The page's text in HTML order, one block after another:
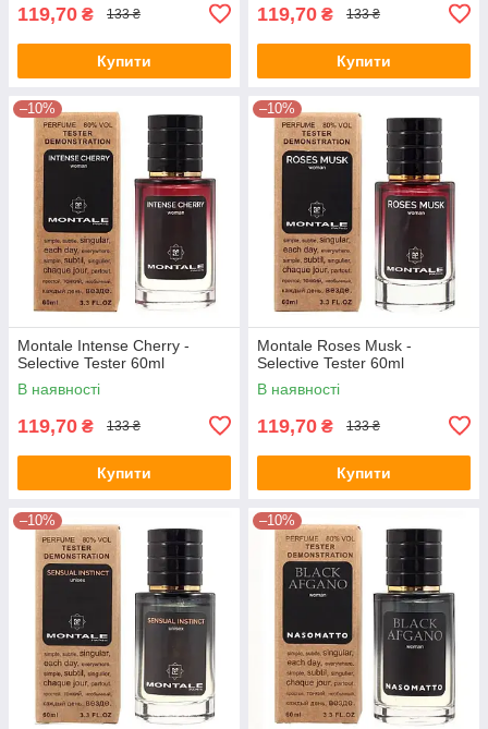
119,70 ₴ 133 ₴
Купити
119,70 ₴ 133 ₴
Купити
–10%
Montale Intense Cherry -
Selective Tester 60ml
В наявності
119,70 ₴ 133 ₴
Купити
–10%
Montale Roses Musk -
Selective Tester 60ml
В наявності
119,70 ₴ 133 ₴
Купити
–10% –10%